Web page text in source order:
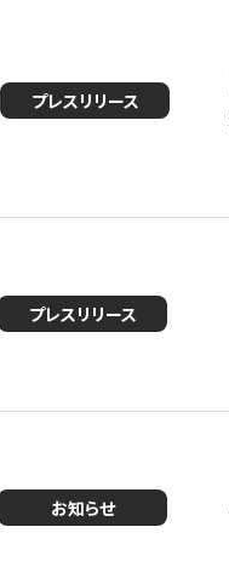
プレスリリース
プレスリリース
お知らせ